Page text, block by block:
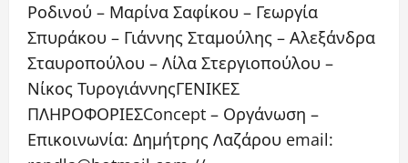
Ροδινού – Μαρίνα Σαφίκου – Γεωργία
Σπυράκου – Γιάννης Σταμούλης – Αλεξάνδρα
Σταυροπούλου – Λίλα Στεργιοπούλου –
Νίκος ΤυρογιάννηςΓΕΝΙΚΕΣ
ΠΛΗΡΟΦΟΡΙΕΣConcept – Οργάνωση –
Επικοινωνία: Δημήτρης Λαζάρου email: